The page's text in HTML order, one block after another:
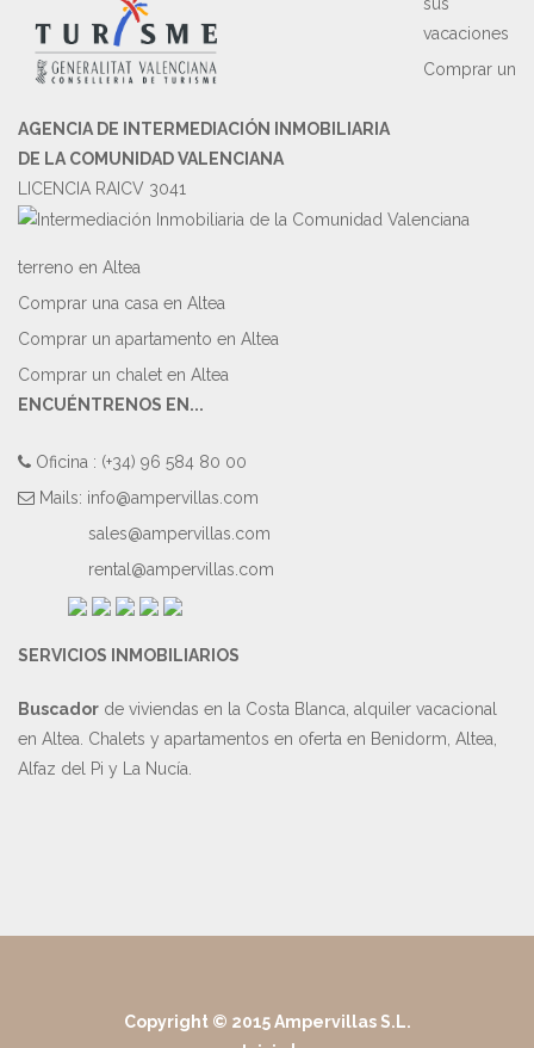
AGENCIA DE INTERMEDIACIÓN INMOBILIARIA
DE LA COMUNIDAD VALENCIANA
LICENCIA RAICV 3041
vacaciones
Comprar un
terreno en Altea
Comprar una casa en Altea
Comprar un apartamento en Altea
Comprar un chalet en Altea
ENCUÉNTRENOS EN...
Oficina : (+34) 96 584 80 00
Mails: info@ampervillas.com
sales@ampervillas.com
rental@ampervillas.com
SERVICIOS INMOBILIARIOS
Buscador de viviendas en la Costa Blanca, alquiler vacacional
en Altea. Chalets y apartamentos en oferta en Benidorm, Altea,
Alfaz del Pi y La Nucía.
Copyright © 2015 Ampervillas S.L.